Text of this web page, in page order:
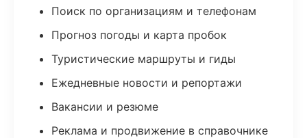
Поиск по организациям и телефонам
Прогноз погоды и карта пробок
Туристические маршруты и гиды
Ежедневные новости и репортажи
Вакансии и резюме
Реклама и продвижение в справочнике